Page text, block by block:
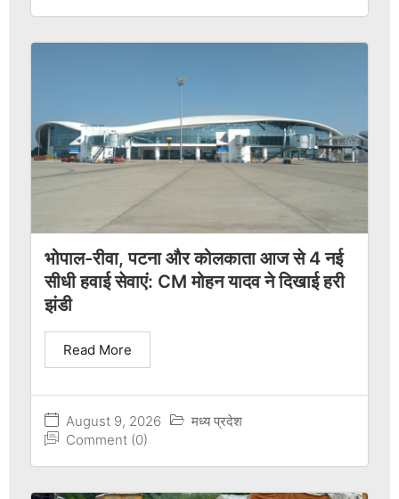
भोपाल-रीवा, पटना और कोलकाता आज से 4 नई
सीधी हवाई सेवाएं: CM मोहन यादव ने दिखाई हरी
झंडी
August 9, 2026
मध्य प्रदेश
Comment (0)
Read More